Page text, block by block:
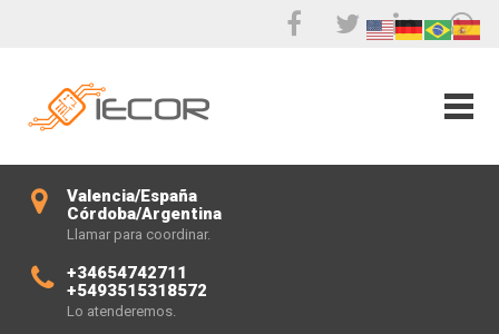
Valencia/España
Córdoba/Argentina
Llamar para coordinar.
+34654742711
+5493515318572
Lo atenderemos.